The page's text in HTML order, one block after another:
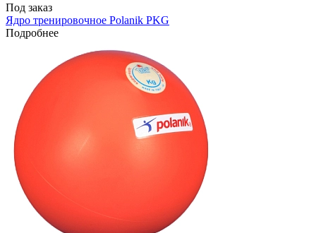
Под заказ
Ядро тренировочное Polanik PKG
Подробнее